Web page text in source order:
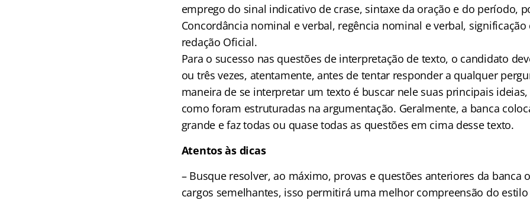
emprego do sinal indicativo de crase, sintaxe da oração e do período,
Concordância nominal e verbal, regência nominal e verbal, significação
redação Oficial.
Para o sucesso nas questões de interpretação de texto, o candidato
ou três vezes, atentamente, antes de tentar responder a qualquer
maneira de se interpretar um texto é buscar nele suas principais
como foram estruturadas na argumentação. Geralmente, a banca
grande e faz todas ou quase todas as questões em cima desse texto.
Atentos às dicas
– Busque resolver, ao máximo, provas e questões anteriores da banca
cargos semelhantes, isso permitirá uma melhor compreensão do